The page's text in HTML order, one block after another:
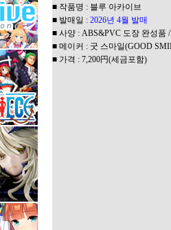
■ 작품명 : 블루 아카이브
■ 발매일 : 2026년 4월 발매
■ 사양 : ABS&PVC 도장 완성품
■ 메이커 : 굿 스마일(GOOD
■ 가격 : 7,200円(세금포함)